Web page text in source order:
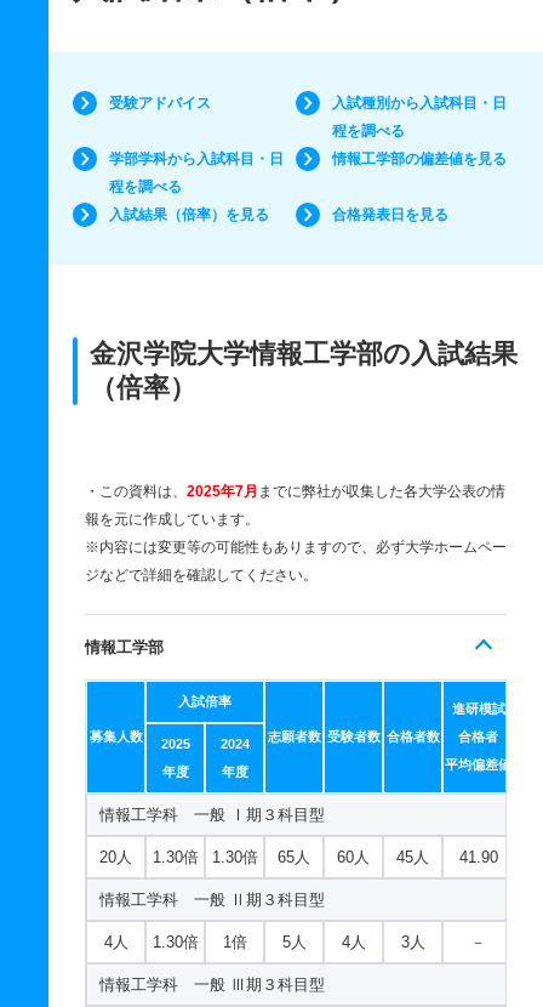
受験アドバイス
入試種別から入試科目・日
程を調べる
学部学科から入試科目・日
程を調べる
情報工学部の偏差値を見る
入試結果（倍率）を見る 合格発表日を見る
金沢学院大学情報工学部の入試結果
（倍率）
・この資料は、 2025年7月 までに弊社が収集した各大学公表の情
報を元に作成しています。
※内容には変更等の可能性もありますので、必ず大学ホームペー
ジなどで詳細を確認してください。
情報工学部
募集人数
入試倍率
志願者数 受験者数 合格者数
進研模試
合格者
平均偏差値
2025
年度
2024
年度
情報工学科 一般 Ⅰ期３科目型
20人 1.30倍 1.30倍 65人 60人 45人 41.90
情報工学科 一般 Ⅱ期３科目型
4人 1.30倍 1倍 5人 4人 3人 －
情報工学科 一般 Ⅲ期３科目型